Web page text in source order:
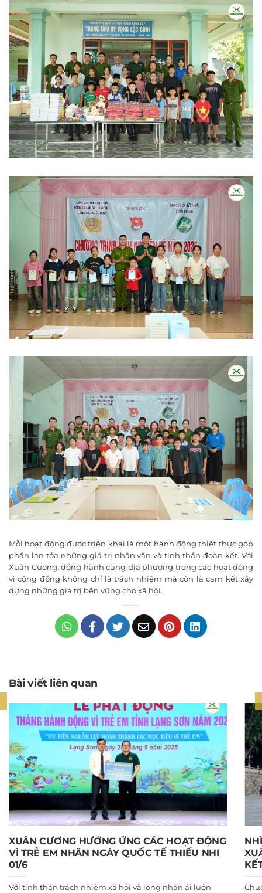
Mỗi hoạt động được triển khai là một hành động thiết thực góp
phần lan tỏa những giá trị nhân văn và tinh thần đoàn kết. Với
Xuân Cương, đồng hành cùng địa phương trong các hoạt động
vì cộng đồng không chỉ là trách nhiệm mà còn là cam kết xây
dựng những giá trị bền vững cho xã hội.
Bài viết liên quan
XUÂN CƯƠNG HƯỞNG ỨNG CÁC HOẠT ĐỘNG
VÌ TRẺ EM NHÂN NGÀY QUỐC TẾ THIẾU NHI
01/6
Với tinh thần trách nhiệm xã hội và lòng nhân ái luôn